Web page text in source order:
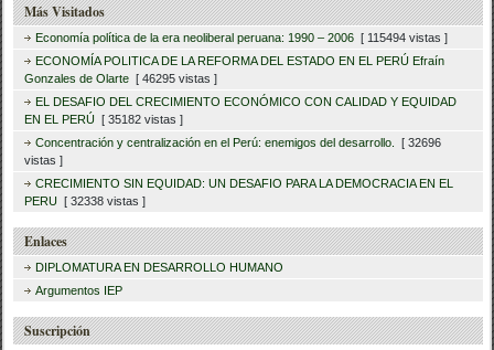
Más Visitados
Economía política de la era neoliberal peruana: 1990 – 2006 [ 115494 vistas ]
ECONOMÍA POLITICA DE LA REFORMA DEL ESTADO EN EL PERÚ Efraín
Gonzales de Olarte [ 46295 vistas ]
EL DESAFIO DEL CRECIMIENTO ECONÓMICO CON CALIDAD Y EQUIDAD
EN EL PERÚ [ 35182 vistas ]
Concentración y centralización en el Perú: enemigos del desarrollo.
[ 32696
vistas ]
CRECIMIENTO SIN EQUIDAD: UN DESAFIO PARA LA DEMOCRACIA EN EL
PERU [ 32338 vistas ]
Enlaces
DIPLOMATURA EN DESARROLLO HUMANO
Argumentos IEP
Suscripción